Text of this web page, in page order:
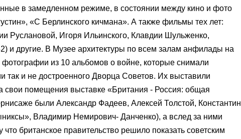
в замедленном режиме, в состоянии между кино и фото
«С Берлинского кичмана». А также фильмы тех лет:
Руслановой, Игоря Ильинского, Клавдии Шульженко,
и другие. В Музее архитектуры по всем залам анфилады на
из 10 альбомов о войне, которые снимали
и не достроенного Дворца Советов. Их выставили
свои помещения выставке «Британия - Россия: общая
были Александр Фадеев, Алексей Толстой, Константин
Владимир Немирович- Данченко), а вслед за ними
британское правительство решило показать советским